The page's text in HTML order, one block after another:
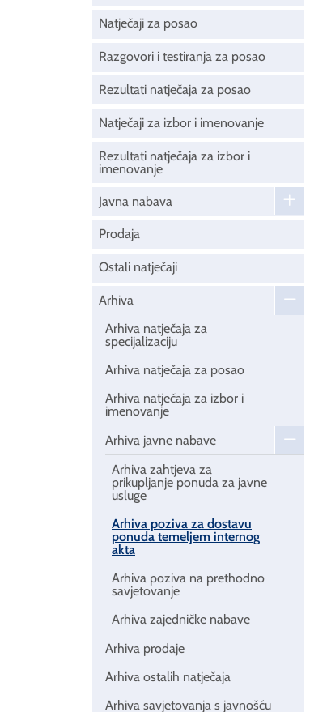
Natječaji za posao
Razgovori i testiranja za posao
Rezultati natječaja za posao
Natječaji za izbor i imenovanje
Rezultati natječaja za izbor i
imenovanje
Javna nabava
Prodaja
Ostali natječaji
Arhiva
Arhiva natječaja za
specijalizaciju
Arhiva natječaja za posao
Arhiva natječaja za izbor i
imenovanje
Arhiva javne nabave
Arhiva zahtjeva za
prikupljanje ponuda za javne
usluge
Arhiva poziva za dostavu
ponuda temeljem internog
akta
Arhiva poziva na prethodno
savjetovanje
Arhiva zajedničke nabave
Arhiva prodaje
Arhiva ostalih natječaja
Arhiva savjetovanja s javnošću